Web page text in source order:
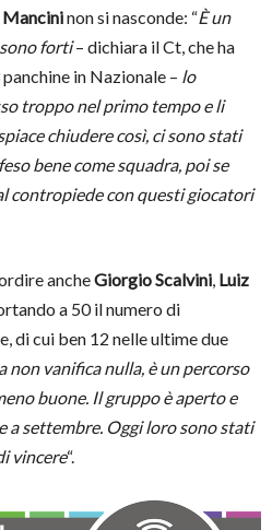
non si nasconde: “È un
forti– dichiara il Ct, che ha
in Nazionale – lo
troppo nel primo tempo e li
chiudere così, ci sono stati
bene come squadra, poi se
contropiede con questi giocatori
ancheGiorgio Scalvini, Luiz
a 50 il numero di
di cui ben 12 nelle ultime due
non vanifica nulla, è un percorso
buone. Il gruppo è aperto e
a settembre. Oggi loro sono stati
vincere“.